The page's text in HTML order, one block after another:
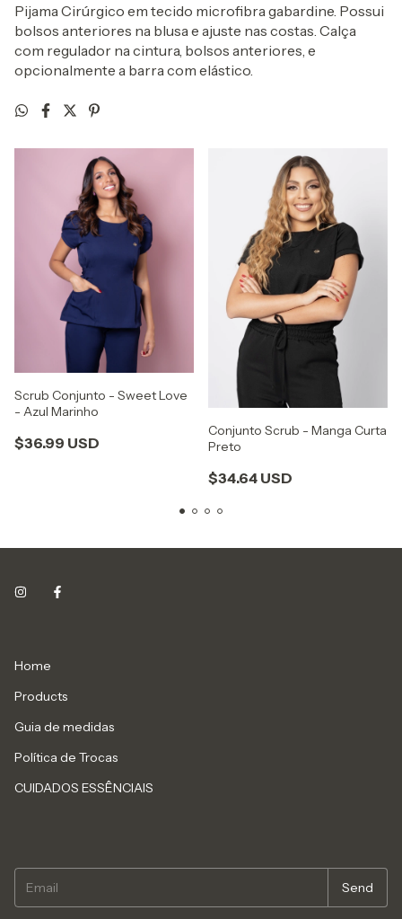
Pijama Cirúrgico em tecido microfibra gabardine. Possui
bolsos anteriores na blusa e ajuste nas costas. Calça
com regulador na cintura, bolsos anteriores, e
opcionalmente a barra com elástico.
Scrub Conjunto - Sweet Love
- Azul Marinho
$36.99 USD
Conjunto Scrub - Manga Curta
Preto
$34.64 USD
Home
Products
Guia de medidas
Política de Trocas
CUIDADOS ESSÊNCIAIS